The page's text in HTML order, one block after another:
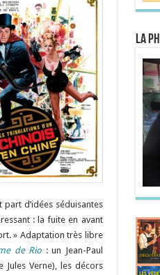
part d’idées séduisantes
: la fuite en avant
» Adaptation très libre
de Rio : un Jean-Paul
Verne), les décors
La